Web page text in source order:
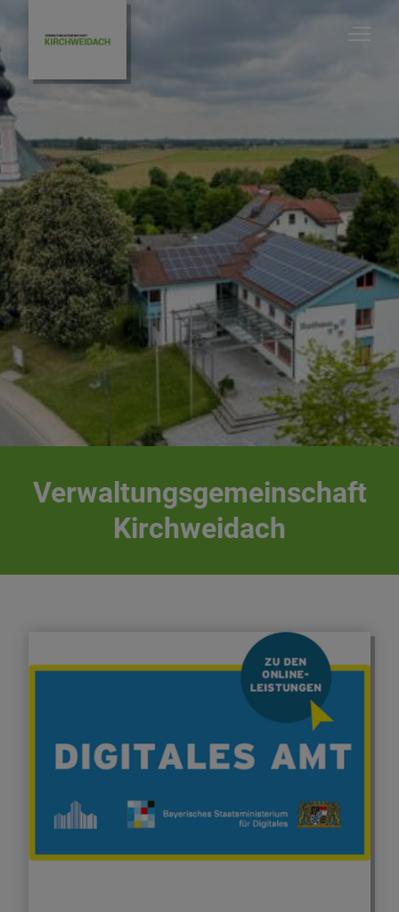
Verwaltungsgemeinschaft
Kirchweidach
Behördengänge können Sie auch online
erledigen.